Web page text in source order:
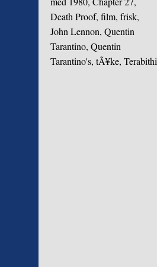
Death Proof, film, frisk,
John Lennon, Quentin
Tarantino, Quentin
Tarantino's, tÃ¥ke, Terabithi